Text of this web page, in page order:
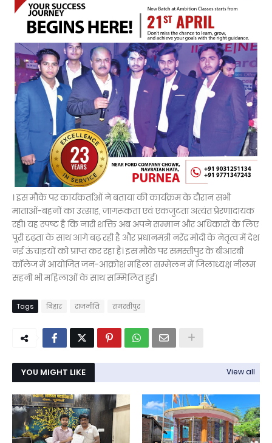
। इस मौके पर कार्यकर्ताओं ने बताया की कार्यक्रम के दौरान सभी
माताओं-बहनों का उत्साह, जागरूकता एवं एकजुटता अत्यंत प्रेरणादायक
रही। यह स्पष्ट है कि नारी शक्ति अब अपने सम्मान और अधिकारों के लिए
पूरी दृढ़ता के साथ आगे बढ़ रही है और प्रधानमंत्री नरेंद्र मोदी के नेतृत्व में देश
नई ऊंचाइयों को प्राप्त कर रहा है। इस मौके पर समस्तीपुर के बीआरबी
कॉलेज में आयोजित जन-आक्रोश महिला सम्मेलन में जिलाध्यक्ष नीलम
सहनी भी महिलाओं के साथ सम्मिलित हुई।
Tags बिहार राजनीति समस्तीपुर
YOU MIGHT LIKE View all